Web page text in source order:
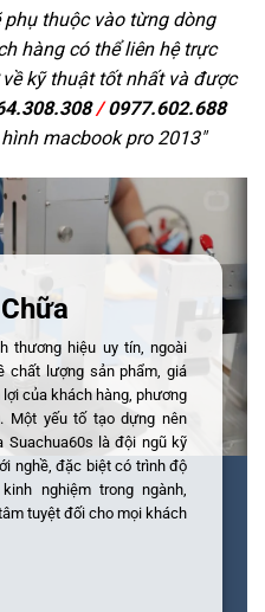
thuộc vào từng dòng
hàng có thể liên hệ trực
kỹ thuật tốt nhất và được
/0977.602.688
macbook pro 2013"
thương hiệu uy tín, ngoài
chất lượng sản phẩm, giá
của khách hàng, phương
Một yếu tố tạo dựng nên
Suachua60s là đội ngũ kỹ
nghề, đặc biệt có trình độ
nghiệm trong ngành,
tuyệt đối cho mọi khách